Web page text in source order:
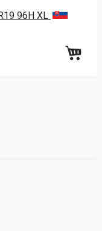
96H XL